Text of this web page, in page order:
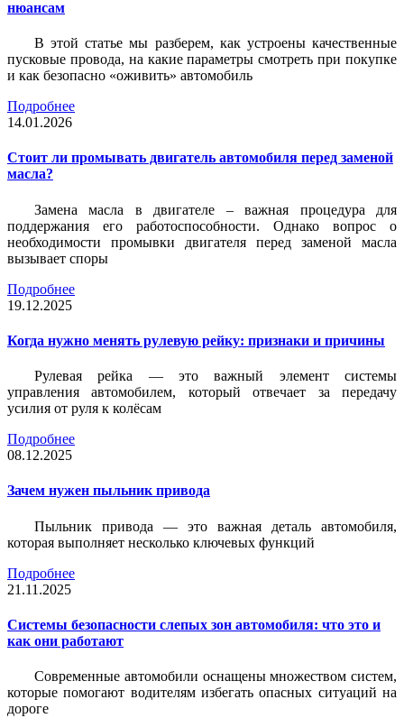
нюансам
В этой статье мы разберем, как устроены качественные
пусковые провода, на какие параметры смотреть при покупке
и как безопасно «оживить» автомобиль
Подробнее
14.01.2026
Стоит ли промывать двигатель автомобиля перед заменой
масла?
Замена масла в двигателе – важная процедура для
поддержания его работоспособности. Однако вопрос о
необходимости промывки двигателя перед заменой масла
вызывает споры
Подробнее
19.12.2025
Когда нужно менять рулевую рейку: признаки и причины
Рулевая рейка — это важный элемент системы
управления автомобилем, который отвечает за передачу
усилия от руля к колёсам
Подробнее
08.12.2025
Зачем нужен пыльник привода
Пыльник привода — это важная деталь автомобиля,
которая выполняет несколько ключевых функций
Подробнее
21.11.2025
Системы безопасности слепых зон автомобиля: что это и
как они работают
Современные автомобили оснащены множеством систем,
которые помогают водителям избегать опасных ситуаций на
дороге